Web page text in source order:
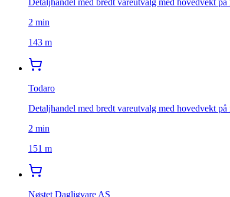
2 min
143 m
Todaro
Detaljhandel med bredt vareutvalg med hovedvekt
2 min
151 m
Nøstet Dagligvare AS